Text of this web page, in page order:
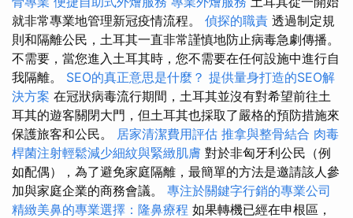
就非常專業地管理新冠疫情流程。 偵探的職責 透過制定規
則和隔離公民，土耳其一直非常謹慎地防止病毒急劇傳播。
不需要，當您進入土耳其時，您不需要在任何設施中進行自
我隔離。 SEO的真正意思是什麼？ 提供量身打造的SEO解
決方案 在冠狀病毒流行期間，土耳其並沒有對希望前往土
耳其的遊客關閉大門，但土耳其也採取了嚴格的預防措施來
保護旅客和公民。 居家清潔費用評估 推拿與整骨結合 肉毒
桿菌注射輕鬆減少細紋與緊緻肌膚 對於非匈牙利公民（例
如配偶），為了避免家庭隔離，最簡單的方法是邀請該人參
加與家庭企業的商務會議。 專注於關鍵字行銷的專業公司
精緻美鼻的專業選擇：隆鼻療程 如果轉機已經在申根區，